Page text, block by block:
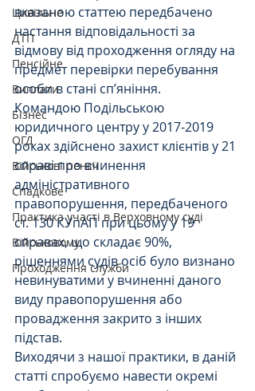
Цивільне
ДТП
Пенсійне
Виплати
Бізнес
ОГД
Військові пенсії
Спадкове
Практика участі в Верховному суді
Військовому
Проходження служби
вказаною статтею передбачено
настання відповідальності за
відмову від проходження огляду на
предмет перевірки перебування
особи в стані сп’яніння.
Командою Подільською
юридичного центру у 2017-2019
роках здійснено захист клієнтів у 21
справі про вчинення
адміністративного
правопорушення, передбаченого
ст. 130 КУпАП при цьому у 19
справах, що складає 90%,
рішеннями судів осіб було визнано
невинуватими у вчиненні даного
виду правопорушення або
провадження закрито з інших
підстав.
Виходячи з нашої практики, в даній
статті спробуємо навести окремі